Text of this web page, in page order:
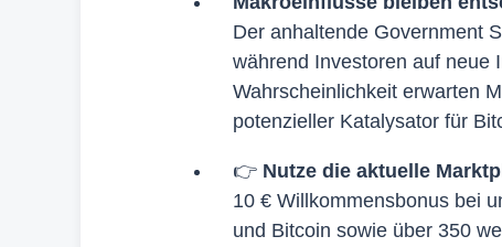
Der anhaltende Government
während Investoren auf neue
Wahrscheinlichkeit erwarten
potenzieller Katalysator für
👉 Nutze die aktuelle
10 € Willkommensbonus bei
und Bitcoin sowie über 350